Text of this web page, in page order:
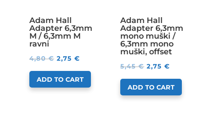
Adam Hall
Adapter 6,3mm
M / 6,3mm M
ravni
4,80€ 2,75 €
ADD TO CART
Adam Hall
Adapter 6,3mm
mono muški /
6,3mm mono
muški, offset
5,45€ 2,75€
ADD TO CART